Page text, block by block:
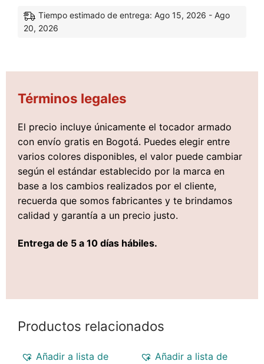
Tiempo estimado de entrega: Ago 15, 2026 - Ago
20, 2026
Términos legales
El precio incluye únicamente el tocador armado
con envío gratis en Bogotá. Puedes elegir entre
varios colores disponibles, el valor puede cambiar
según el estándar establecido por la marca en
base a los cambios realizados por el cliente,
recuerda que somos fabricantes y te brindamos
calidad y garantía a un precio justo.
Entrega de 5 a 10 días hábiles.
Productos relacionados
Añadir a lista de
Añadir a lista de